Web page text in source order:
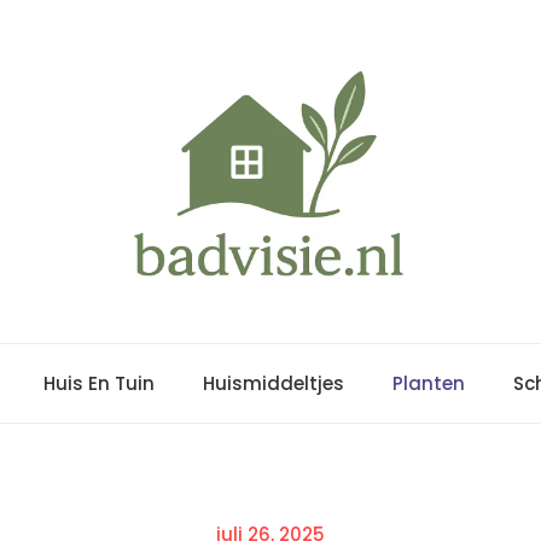
Huis En Tuin Huismiddeltjes Planten
Posted
juli 26, 2025